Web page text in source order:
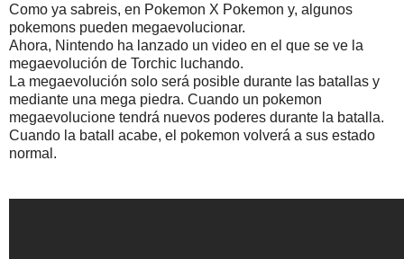
Como ya sabreis, en Pokemon X Pokemon y, algunos
pokemons pueden megaevolucionar.
Ahora, Nintendo ha lanzado un video en el que se ve la
megaevolución de Torchic luchando.
La megaevolución solo será posible durante las batallas y
mediante una mega piedra. Cuando un pokemon
megaevolucione tendrá nuevos poderes durante la batalla.
Cuando la batall acabe, el pokemon volverá a sus estado
normal.